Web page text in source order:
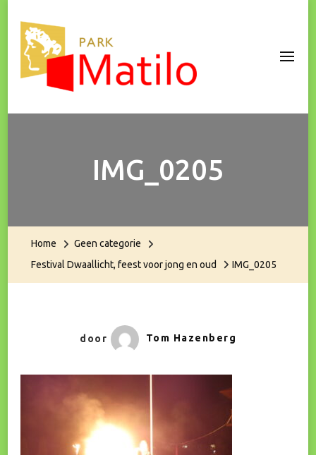
Park Matilo
IMG_0205
Home
Geen categorie
Festival Dwaallicht, feest voor jong en oud
IMG_0205
door Tom Hazenberg